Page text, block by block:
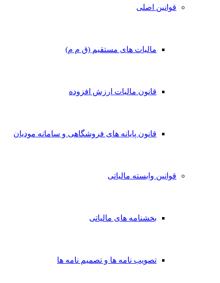
قوانین اصلی
مالیات های مستقیم (ق م م)
قانون مالیات ارزش افزوده
قانون پایانه های فروشگاهی و سامانه مودیان
قوانین وابسته مالیاتی
بخشنامه های مالیاتی
تصویب نامه ها و تصمیم نامه ها